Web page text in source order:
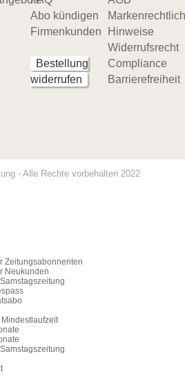
Abo kündigen
Firmenkunden
Bestellung
widerrufen
Hinweise
Widerrufsrecht
Compliance
Barrierefreiheit
- Alle Rechte vorbehalten 2022
Zeitungsabonnenten
Neukunden